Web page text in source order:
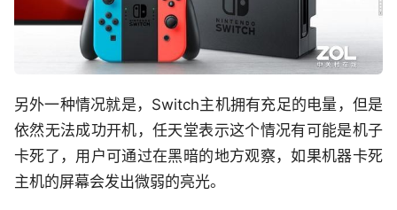
另外一种情况就是，Switch主机拥有充足的电量，但是
依然无法成功开机，任天堂表示这个情况有可能是机子
卡死了，用户可通过在黑暗的地方观察，如果机器卡死
主机的屏幕会发出微弱的亮光。